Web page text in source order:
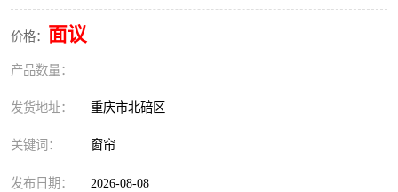
价格： 面议
产品数量：
发货地址： 重庆市北碚区
关键词： 窗帘
发布日期： 2026-08-08